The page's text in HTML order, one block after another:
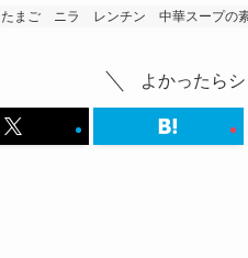
たまご ニラ レンチン 中華スープの
よかったら